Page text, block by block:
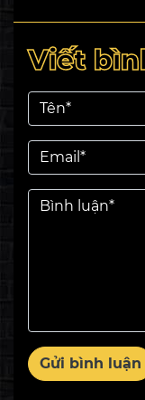
Viết
Gửi bình luận